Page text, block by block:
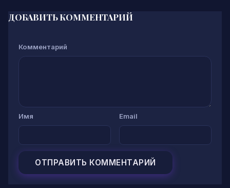
ДОБАВИТЬ КОММЕНТАРИЙ
Комментарий
Имя Email